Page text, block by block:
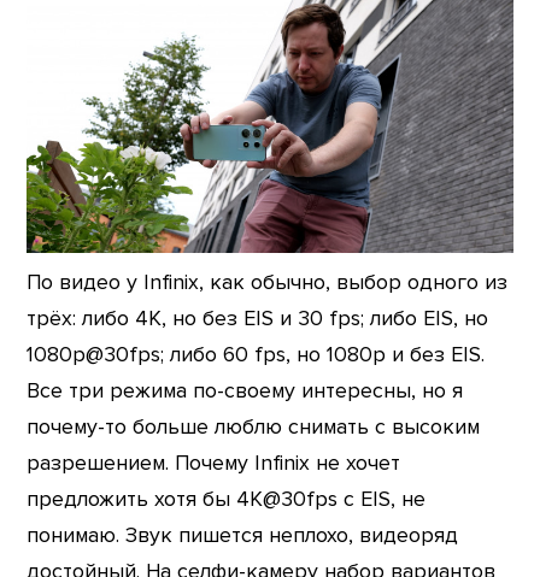
По видео у Infinix, как обычно, выбор одного из
трёх: либо 4K, но без EIS и 30 fps; либо EIS, но
1080p@30fps; либо 60 fps, но 1080p и без EIS.
Все три режима по-своему интересны, но я
почему-то больше люблю снимать с высоким
разрешением. Почему Infinix не хочет
предложить хотя бы 4K@30fps с EIS, не
понимаю. Звук пишется неплохо, видеоряд
достойный. На селфи-камеру набор вариантов